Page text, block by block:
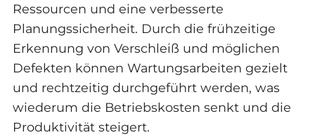
Ressourcen und eine verbesserte
Planungssicherheit. Durch die frühzeitige
Erkennung von Verschleiß und möglichen
Defekten können Wartungsarbeiten gezielt
und rechtzeitig durchgeführt werden, was
wiederum die Betriebskosten senkt und die
Produktivität steigert.